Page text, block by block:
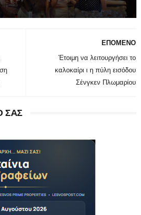
ΕΠΟΜΕΝΟ
Έτοιμη να λειτουργήσει το
καλοκαίρι ι η πύλη εισόδου
Σένγκεν Πλωμαρίου
ΣΑΣ